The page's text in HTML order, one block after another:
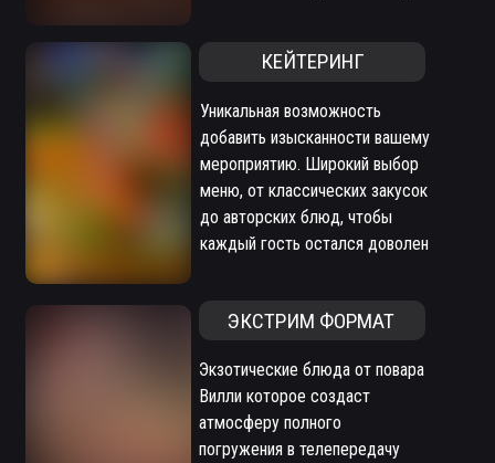
ЭКСТРИМ ФОРМАТ
КЕЙТЕРИНГ
Экзотические блюда от повара
Вилли которое создаст
атмосферу полного
погружения в телепередачу
Уникальная возможность
добавить изысканности вашему
мероприятию. Широкий выбор
меню, от классических закусок
до авторских блюд, чтобы
каждый гость остался доволен